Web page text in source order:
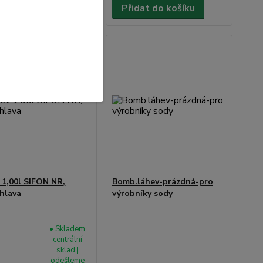
do košíku Přidat do košíku
SIFON NR,
• Skladem
centrální
sklad |
odešleme
Bomb.láhev-prázdná-pro
výrobníky sody